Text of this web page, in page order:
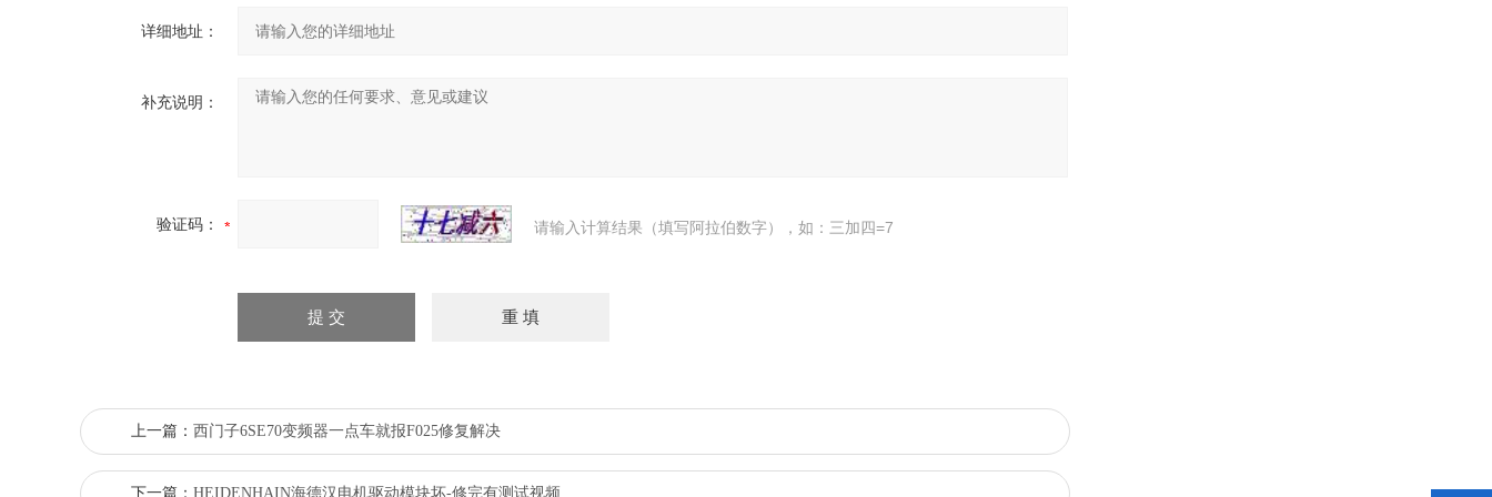
详细地址：
补充说明：
验证码： 请输入计算结果（填写阿拉伯数字），如：三加四=7
上一篇： 西门子6SE70变频器一点车就报F025修复解决
下一篇： HEIDENHAIN海德汉电机驱动模块坏-修完有测试视频